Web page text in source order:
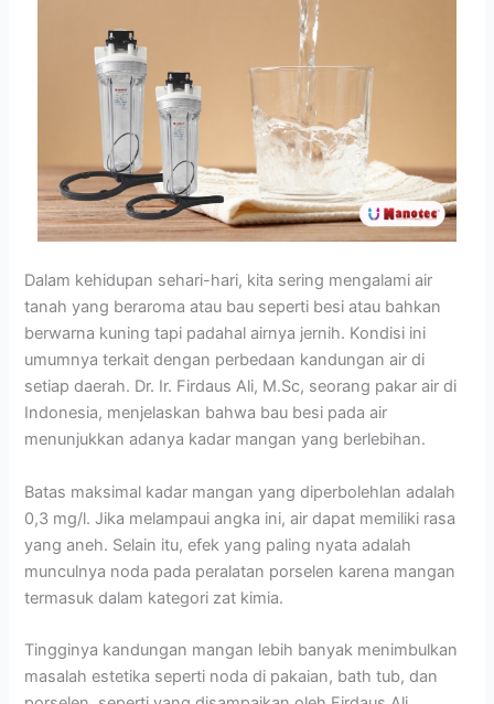
Dalam kehidupan sehari-hari, kita sering mengalami air
tanah yang beraroma atau bau seperti besi atau bahkan
berwarna kuning tapi padahal airnya jernih. Kondisi ini
umumnya terkait dengan perbedaan kandungan air di
setiap daerah. Dr. Ir. Firdaus Ali, M.Sc, seorang pakar air di
Indonesia, menjelaskan bahwa bau besi pada air
menunjukkan adanya kadar mangan yang berlebihan.
Batas maksimal kadar mangan yang diperbolehlan adalah
0,3 mg/l. Jika melampaui angka ini, air dapat memiliki rasa
yang aneh. Selain itu, efek yang paling nyata adalah
munculnya noda pada peralatan porselen karena mangan
termasuk dalam kategori zat kimia.
Tingginya kandungan mangan lebih banyak menimbulkan
masalah estetika seperti noda di pakaian, bath tub, dan